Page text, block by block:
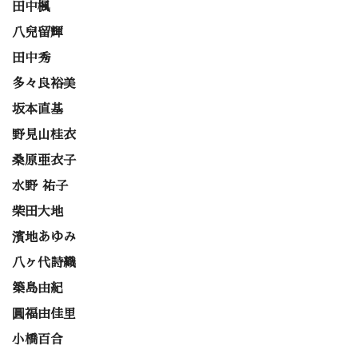
田中楓
八兒留輝
田中秀
多々良裕美
坂本直基
野見山桂衣
桑原亜衣子
水野 祐子
柴田大地
濱地あゆみ
八ヶ代詩織
築島由紀
圓福由佳里
小橋百合